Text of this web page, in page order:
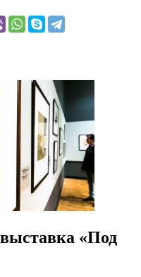
«Под